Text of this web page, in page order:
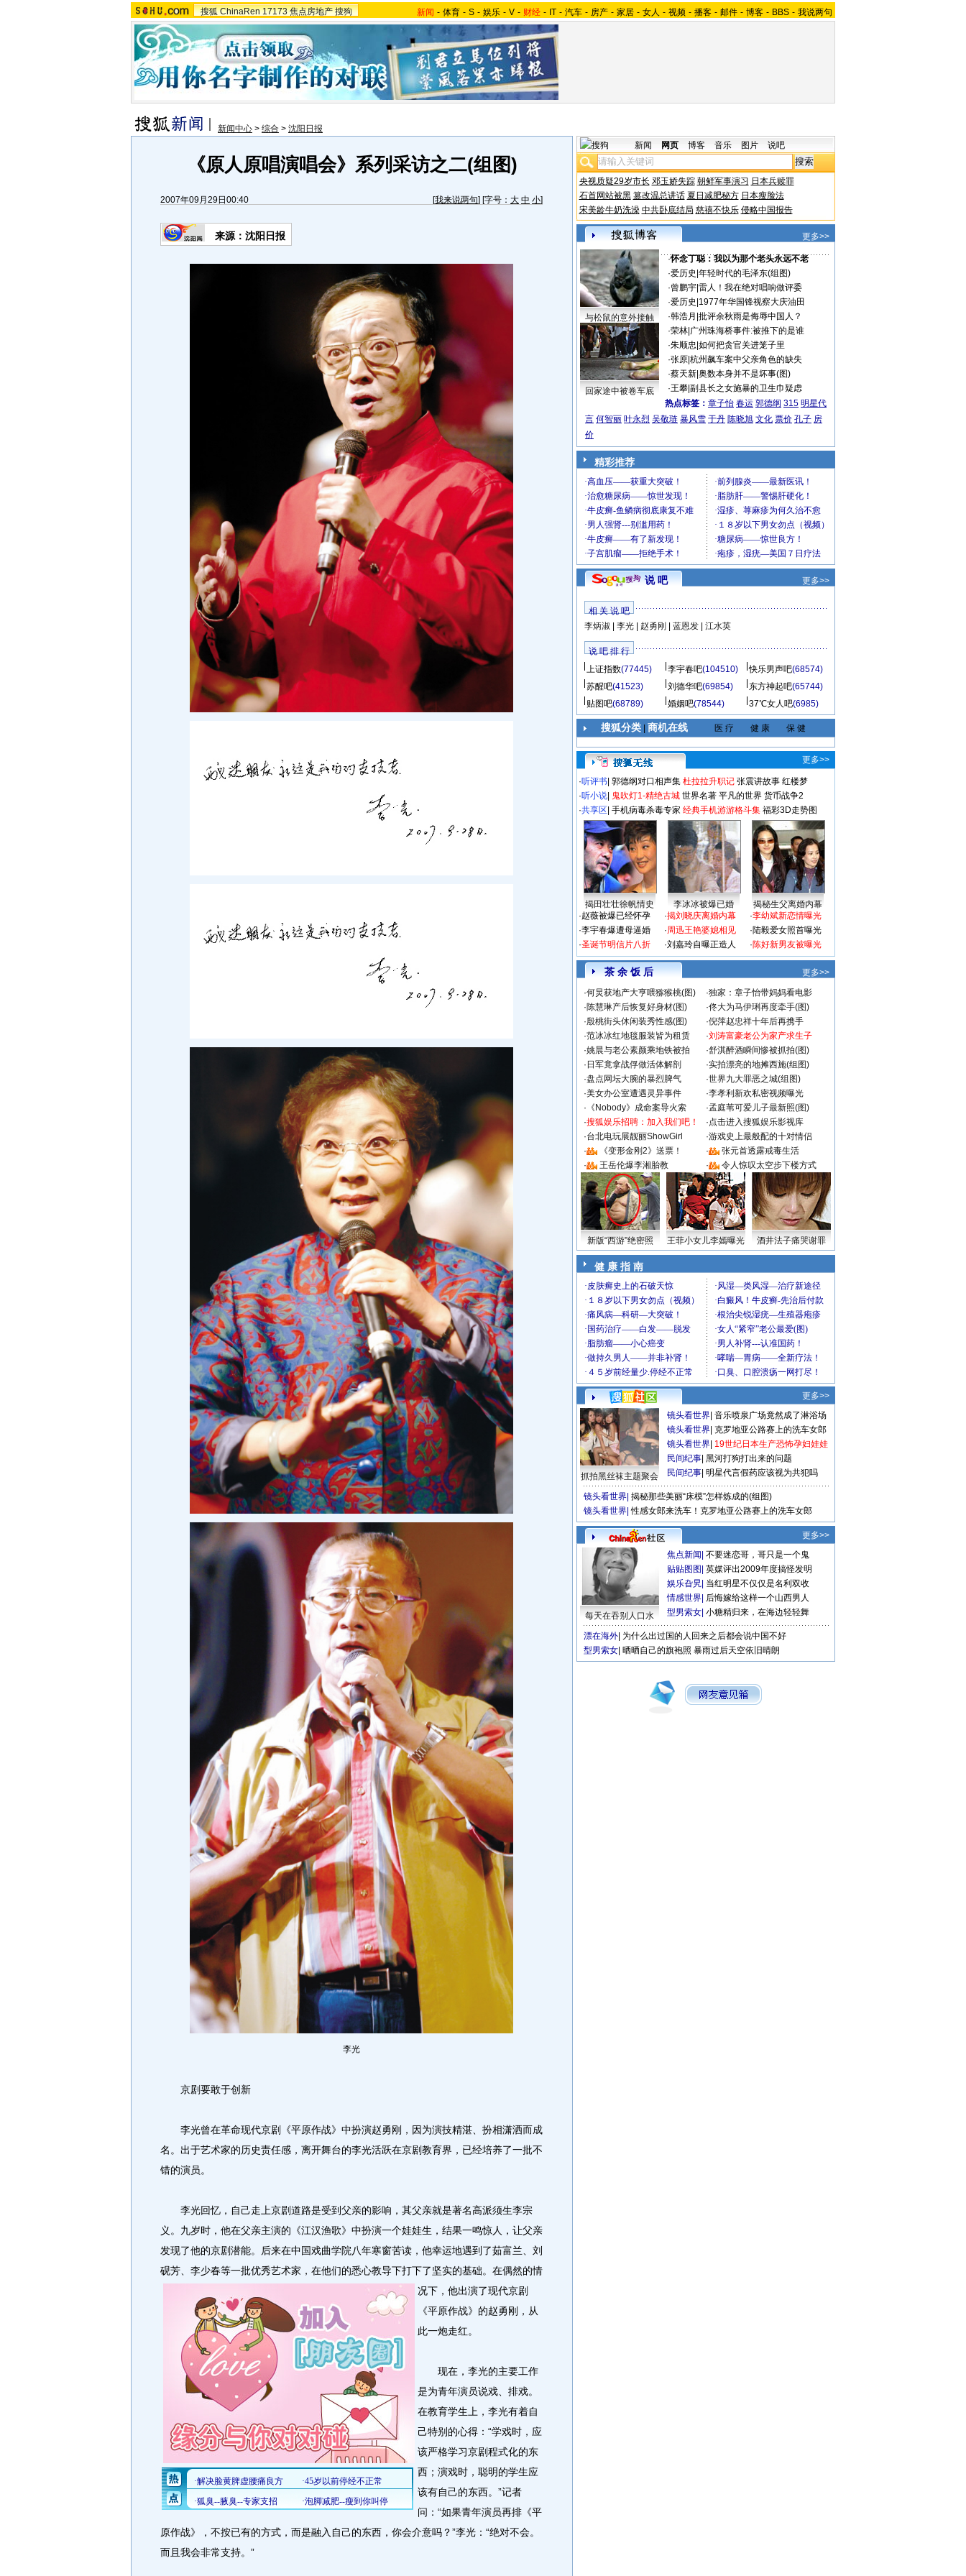
搜狐 ChinaRen 17173 焦点房地产 搜狗 新闻 - 体育 - S - 娱乐 - V - 财经 - IT - 汽车 - 房产 - 家居 - 女人 - 视频 - 播客 - 邮件 - 博客 - BBS - 我说两句
新闻中心 > 综合 > 沈阳日报
《原人原唱演唱会》系列采访之二(组图)
2007年09月29日00:40 [我来说两句] [字号： 大 中 小]
来源：沈阳日报
李光
京剧要敢于创新
李光曾在革命现代京剧《平原作战》中扮演赵勇刚，因为演技精湛、扮相潇洒而成
名。出于艺术家的历史责任感，离开舞台的李光活跃在京剧教育界，已经培养了一批不
错的演员。
李光回忆，自己走上京剧道路是受到父亲的影响，其父亲就是著名高派须生李宗
义。九岁时，他在父亲主演的《江汉渔歌》中扮演一个娃娃生，结果一鸣惊人，让父亲
发现了他的京剧潜能。后来在中国戏曲学院八年寒窗苦读，他幸运地遇到了茹富兰、刘
砚芳、李少春等一批优秀艺术家，在他们的悉心教导下打下了坚实的基础。 在偶然的情
况下，他出演了现代京剧
《平原作战》的赵勇刚，从
此一炮走红。
现在，李光的主要工作
是为青年演员说戏、排戏。
在教育学生上，李光有着自
己特别的心得：“学戏时，应
该严格学习京剧程式化的东
西；演戏时，聪明的学生应
该有自己的东西。”记者
问：“如果青年演员再排《平
原作战》，不按已有的方式，而是融入自己的东西，你会介意吗？”李光：“绝对不会。
而且我会非常支持。”
新闻 网页 博客 音乐 图片 说吧
央视质疑29岁市长 邓玉娇失踪 朝鲜军事演习 日本兵赎罪
石首网站被黑 篡改温总讲话 夏日减肥秘方 日本瘦脸法
宋美龄牛奶洗澡 中共卧底结局 慈禧不快乐 侵略中国报告
更多>>
与松鼠的意外接触
回家途中被卷车底
·怀念丁聪：我以为那个老头永远不老
·爱历史 年轻时代的毛泽东(组图)
·曾鹏宇| 雷人！我在绝对唱响做评委
·爱历史 1977年华国锋视察大庆油田
·韩浩月 批评余秋雨是侮辱中国人？
·荣林| 广州珠海桥事件:被推下的是谁
·朱顺忠 如何把贪官关进笼子里
·张原| 杭州飙车案中父亲角色的缺失
·蔡天新| 奥数本身并不是坏事(图)
·王攀| 副县长之女施暴的卫生巾疑虑
热点标签： 章子怡 春运 郭德纲 315 明星代
言 何智丽 叶永烈 吴敬琏 暴风雪 于丹 陈晓旭 文化 票价 孔子 房
价
精彩推荐
说 吧 更多>>
相 关 说 吧
李炳淑
李光| 赵勇刚 蓝恩发| 江水英
说 吧 排 行
上证指数(77445) 李宇春吧(104510) 快乐男声吧(68574)
苏醒吧(41523) 刘德华吧(69854) 东方神起吧(65744)
贴图吧(68789) 婚姻吧(78544) 37℃女人吧(6985)
搜狐分类| 商机在线 医 疗 健 康 保 健
更多>>
·听评书 郭德纲对口相声集 杜拉拉升职记 张震讲故事 红楼梦
·听小说 鬼吹灯1-精绝古城 世界名著 平凡的世界 货币战争2
·共享区 手机病毒杀毒专家 经典手机游游格斗集 福彩3D走势图
揭田壮壮徐帆情史 李冰冰被爆已婚
揭秘生父离婚内幕
·赵薇被爆已经怀孕
·李宇春爆遭母逼婚
·圣诞节明信片八折
·揭刘晓庆离婚内幕
·周迅王艳婆媳相见
·刘嘉玲自曝正造人
·李幼斌新恋情曝光
·陆毅爱女照首曝光
·陈好新男友被曝光
茶 余 饭 后
更多>>
·何炅获地产大亨喂猕猴桃(图) ·独家：章子怡带妈妈看电影
·陈慧琳产后恢复好身材(图) ·佟大为马伊琍再度牵手(图)
·殷桃街头休闲装秀性感(图) ·倪萍赵忠祥十年后再携手
·范冰冰红地毯服装皆为租赁 ·刘涛富豪老公为家产求生子
·姚晨与老公素颜乘地铁被拍 ·舒淇醉酒瞬间惨被抓拍(图)
· 日军竟拿战俘做活体解剖 ·实拍漂亮的地摊西施(组图)
·盘点网坛大腕的暴烈脾气 ·世界九大罪恶之城(组图)
·美女办公室遭遇灵异事件 ·李孝利新欢私密视频曝光
· 《Nobody》成命案导火索 ·孟庭苇可爱儿子最新照(图)
·搜狐娱乐招聘：加入我们吧！ ·点击进入搜狐娱乐影视库
·台北电玩展靓丽ShowGirl ·游戏史上最般配的十对情侣
·
《变形金刚2》送票！ ·
张元首透露戒毒生活
·
王岳伦爆李湘胎教 · 令人惊叹太空步下楼方式
新版“西游”绝密照 王菲小女儿李嫣曝光 酒井法子痛哭谢罪
健 康 指 南
更多>>
抓拍黑丝袜主题聚会
镜头看世界 音乐喷泉广场竟然成了淋浴场
镜头看世界 克罗地亚公路赛上的洗车女郎
镜头看世界 19世纪日本生产恐怖孕妇娃娃
民间纪事 黑河打狗打出来的问题
民间纪事 明星代言假药应该视为共犯吗
镜头看世界 揭秘那些美丽“床模”怎样炼成的(组图)
镜头看世界 性感女郎来洗车！克罗地亚公路赛上的洗车女郎
更多>>
每天在吞别人口水
焦点新闻 不要迷恋哥，哥只是一个鬼
贴贴图图 英媒评出2009年度搞怪发明
娱乐旮旯 当红明星不仅仅是名利双收
情感世界 后悔嫁给这样一个山西男人
型男索女 小糖精归来，在海边轻轻舞
漂在海外 为什么出过国的人回来之后都会说中国不好
型男索女 晒晒自己的旗袍照 暴雨过后天空依旧晴朗